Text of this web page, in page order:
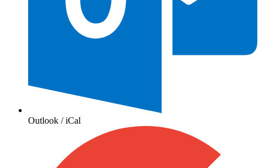
Outlook / iCal